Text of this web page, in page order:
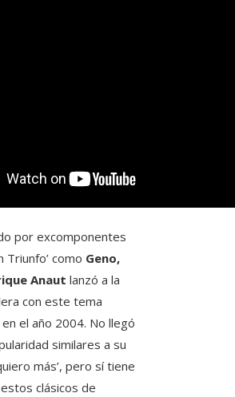
por excomponentes
Triunfo’ como Geno,
Anaut lanzó a la
con este tema
el año 2004. No llegó
similares a su
más’, pero sí tiene
clásicos de